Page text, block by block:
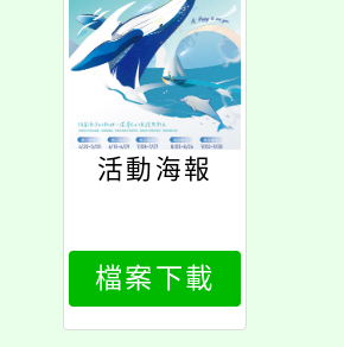
活動海報
檔案下載